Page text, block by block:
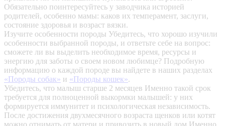
Обязательно поинтересуйтесь у заводчика историей
родителей, особенно мамы: каков их темперамент, заслуги,
состояние здоровья и возраст вязки.
Изучите особенности породы Убедитесь, что хорошо изучили
особенности выбранной породы, и ответьте себе на вопрос:
сможете ли вы выделить необходимое время, ресурсы и
энергию для заботы о своем новом любимце? Подробную
информацию о каждой породе вы найдете в наших разделах
«Породы собак» и «Породы кошек».
Убедитесь, что малыш старше 2 месяцев Именно такой срок
требуется для полноценной выкормки малышей: у них
формируется иммунитет и психологическая независимость.
После достижения двухмесячного возраста щенков или котят